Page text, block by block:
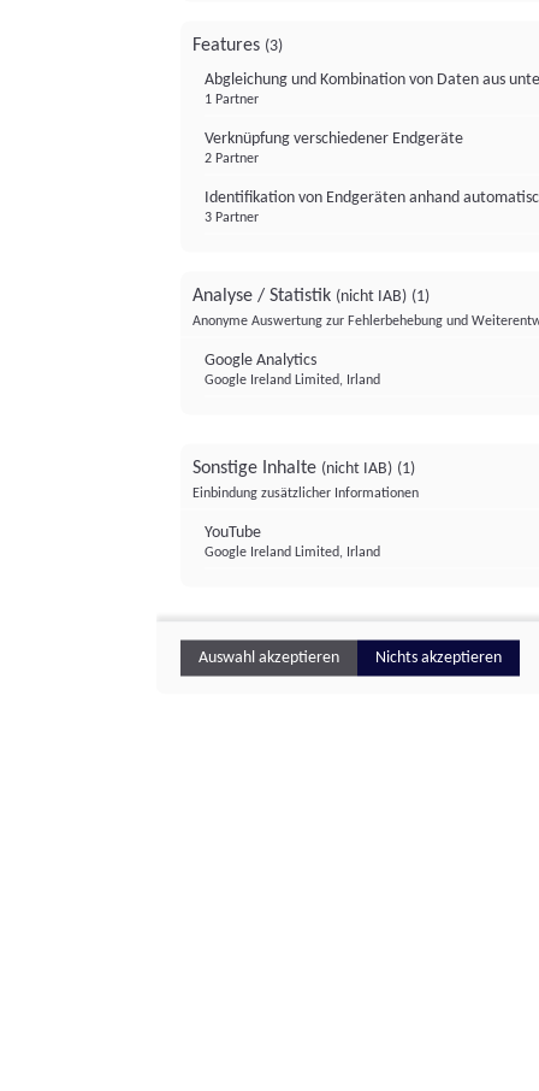
Features (3)
Abgleichung und Kombination von Daten aus
1 Partner
Verknüpfung verschiedener Endgeräte
2 Partner
Identifikation von Endgeräten anhand
3 Partner
Analyse / Statistik (nicht IAB) (1)
Anonyme Auswertung zur Fehlerbehebung und
Google Analytics
Google Ireland Limited, Irland
Sonstige Inhalte (nicht IAB) (1)
Einbindung zusätzlicher Informationen
YouTube
Google Ireland Limited, Irland
Auswahl akzeptieren Nichts akzeptieren